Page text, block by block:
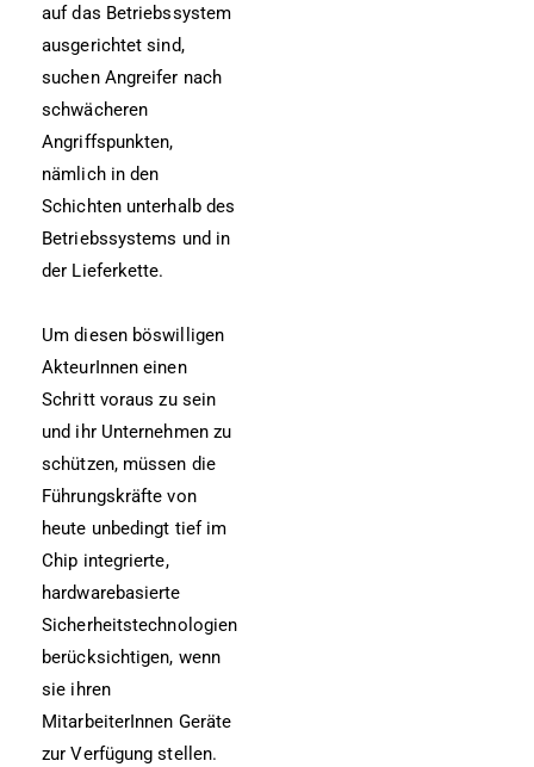
auf das Betriebssystem
ausgerichtet sind,
suchen Angreifer nach
schwächeren
Angriffspunkten,
nämlich in den
Schichten unterhalb des
Betriebssystems und in
der Lieferkette.
Um diesen böswilligen
AkteurInnen einen
Schritt voraus zu sein
und ihr Unternehmen zu
schützen, müssen die
Führungskräfte von
heute unbedingt tief im
Chip integrierte,
hardwarebasierte
Sicherheitstechnologien
berücksichtigen, wenn
sie ihren
MitarbeiterInnen Geräte
zur Verfügung stellen.